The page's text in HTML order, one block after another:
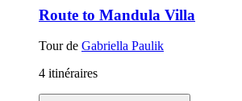
Route to Mandula Villa
Tour de Gabriella Paulik
4 itinéraires